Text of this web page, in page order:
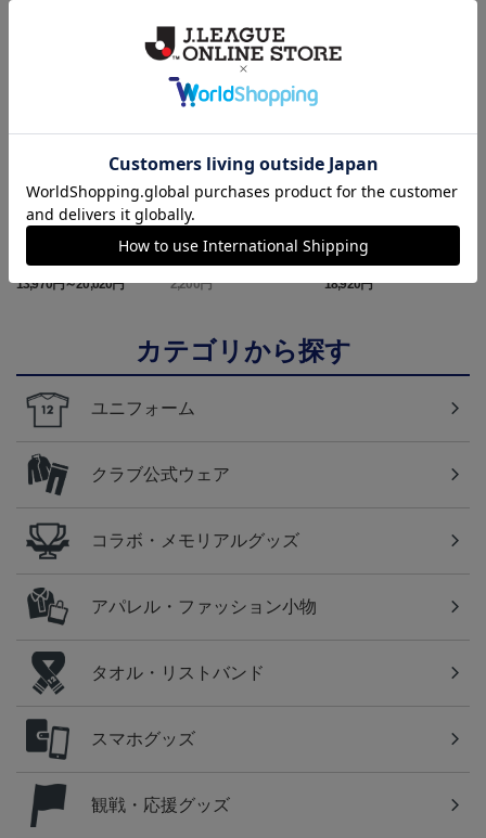
2026/27 1st レプリカユニ
13,970円～20,020円
国際親善試合 FC東京
ト プリントタオルマフ
2,200円
【すぐにお届け】No.10
t レプリカユニフォーム
18,920円
カテゴリから探す
ユニフォーム
クラブ公式ウェア
コラボ・メモリアルグッズ
アパレル・ファッション小物
タオル・リストバンド
スマホグッズ
観戦・応援グッズ